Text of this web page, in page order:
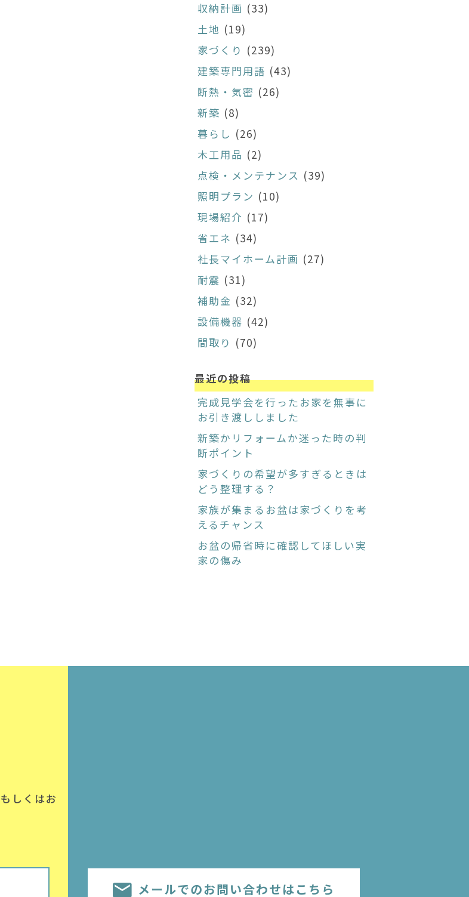
収納計画 (33)
土地 (19)
家づくり (239)
建築専門用語 (43)
断熱・気密 (26)
新築 (8)
暮らし (26)
木工用品 (2)
点検・メンテナンス (39)
照明プラン (10)
現場紹介 (17)
省エネ (34)
社長マイホーム計画 (27)
耐震 (31)
補助金 (32)
設備機器 (42)
間取り (70)
最近の投稿
完成見学会を行ったお家を無事に
お引き渡ししました
新築かリフォームか迷った時の判
断ポイント
家づくりの希望が多すぎるときは
どう整理する？
家族が集まるお盆は家づくりを考
えるチャンス
お盆の帰省時に確認してほしい実
家の傷み
もしくはお
メールでのお問い合わせはこちら